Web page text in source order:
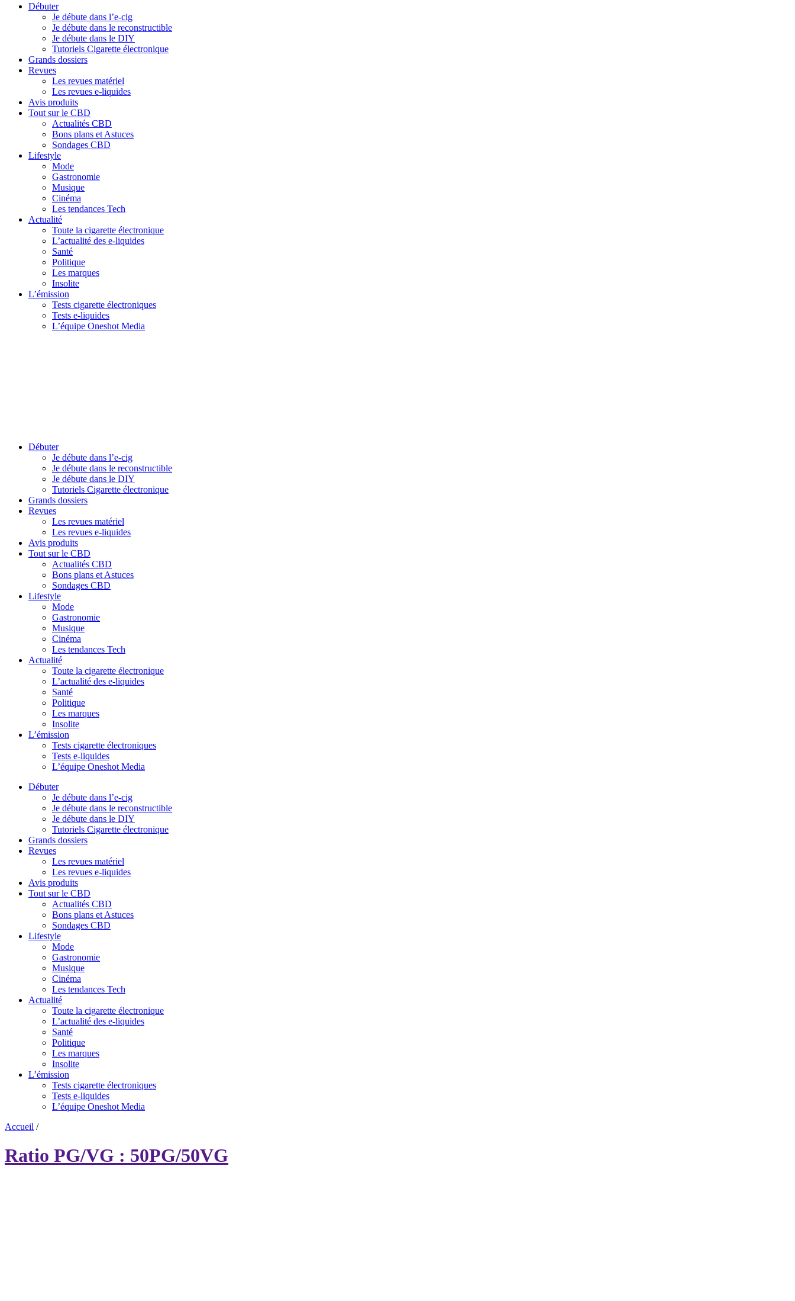
Débuter
Je débute dans l’e-cig
Je débute dans le reconstructible
Je débute dans le DIY
Tutoriels Cigarette électronique
Grands dossiers
Revues
Les revues matériel
Les revues e-liquides
Avis produits
Tout sur le CBD
Actualités CBD
Bons plans et Astuces
Sondages CBD
Lifestyle
Mode
Gastronomie
Musique
Cinéma
Les tendances Tech
Actualité
Toute la cigarette électronique
L’actualité des e-liquides
Santé
Politique
Les marques
Insolite
L’émission
Tests cigarette électroniques
Tests e-liquides
L’équipe Oneshot Media
Débuter
Je débute dans l’e-cig
Je débute dans le reconstructible
Je débute dans le DIY
Tutoriels Cigarette électronique
Grands dossiers
Revues
Les revues matériel
Les revues e-liquides
Avis produits
Tout sur le CBD
Actualités CBD
Bons plans et Astuces
Sondages CBD
Lifestyle
Mode
Gastronomie
Musique
Cinéma
Les tendances Tech
Actualité
Toute la cigarette électronique
L’actualité des e-liquides
Santé
Politique
Les marques
Insolite
L’émission
Tests cigarette électroniques
Tests e-liquides
L’équipe Oneshot Media
Débuter
Je débute dans l’e-cig
Je débute dans le reconstructible
Je débute dans le DIY
Tutoriels Cigarette électronique
Grands dossiers
Revues
Les revues matériel
Les revues e-liquides
Avis produits
Tout sur le CBD
Actualités CBD
Bons plans et Astuces
Sondages CBD
Lifestyle
Mode
Gastronomie
Musique
Cinéma
Les tendances Tech
Actualité
Toute la cigarette électronique
L’actualité des e-liquides
Santé
Politique
Les marques
Insolite
L’émission
Tests cigarette électroniques
Tests e-liquides
L’équipe Oneshot Media
Accueil /
Ratio PG/VG : 50PG/50VG